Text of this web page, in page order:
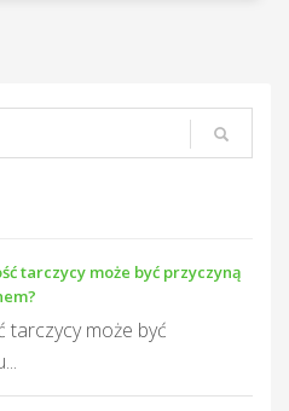
tarczycy może być przyczyną
tarczycy może być